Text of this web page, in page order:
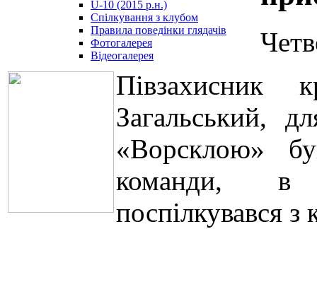
U-10 (2015 р.н.)
Спілкування з клубом
Правила поведінки глядачів
Фотогалерея
Відеогалерея
Півзахисник
Загальський,
«Ворсклою»
команди, в
поспілкувався